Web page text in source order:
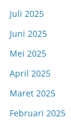
Juli 2025
Juni 2025
Mei 2025
April 2025
Maret 2025
Februari 2025